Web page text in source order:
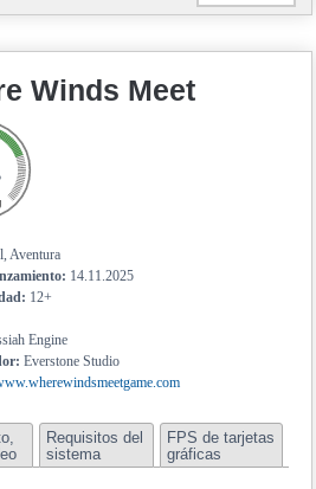
Winds Meet
Aventura
14.11.2025
12+
Engine
Everstone Studio
Requisitos del
sistema
FPS de tarjetas
gráficas